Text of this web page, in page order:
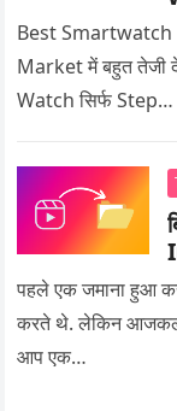
Best Smartwatch
Market में बहुत तेजी
Watch सिर्फ Step…
पहले एक जमाना हुआ
करते थे. लेकिन
आप एक…